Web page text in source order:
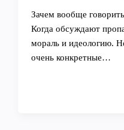
Зачем вообще
Когда обсуждают
мораль и идеологию.
очень конкретные…